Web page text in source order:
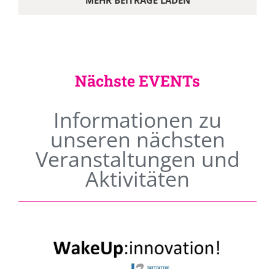
Nächste EVENTs
Informationen zu
unseren nächsten
Veranstaltungen und
Aktivitäten